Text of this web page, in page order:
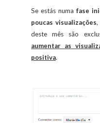
Se estás numa fase
poucas visualizações,
deste mês são
aumentar as
positiva.